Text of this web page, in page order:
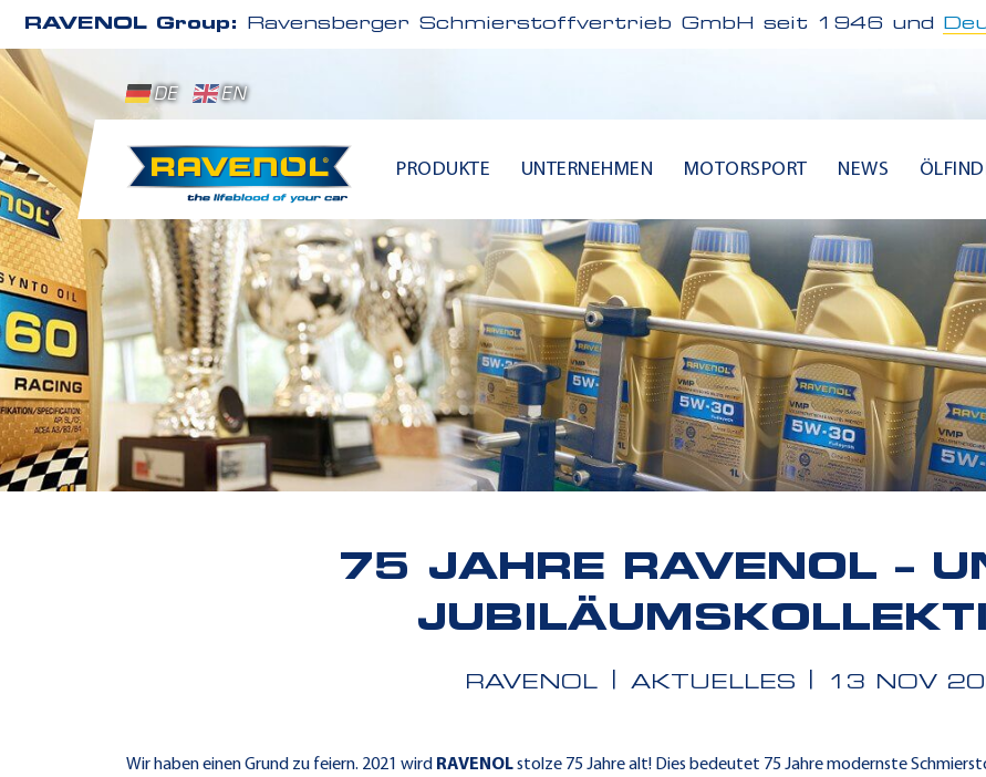
RAVENOL Group: Ravensberger Schmierstoffvertrieb GmbH seit 1946 und
DE EN
PRODUKTE UNTERNEHMEN MOTORSPORT NEWS
75 JAHRE RAVENOL –
RAVENOL AKTUELLES 13 NOV
Wir haben einen Grund zu feiern. 2021 wird RAVENOLstolze 75 Jahre alt! Dies bedeutet 75 Jahre modernste